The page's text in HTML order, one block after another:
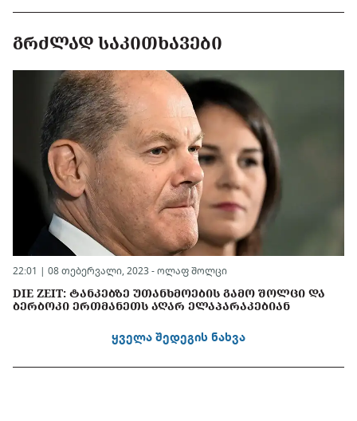
ᲒᲠᲫᲚᲐᲓ ᲡᲐᲙᲘᲗᲮᲐᲕᲔᲑᲘ
22:01 | 08 თებერვალი, 2023 - ოლაფ შოლცი
DIE ZEIT: ᲢᲐᲜᲙᲔᲑᲖᲔ ᲣᲗᲐᲜᲮᲛᲝᲔᲑᲘᲡ ᲒᲐᲛᲝ ᲨᲝᲚᲪᲘ ᲓᲐ
ᲑᲔᲠᲑᲝᲙᲘ ᲔᲠᲗᲛᲐᲜᲔᲗᲡ ᲐᲦᲐᲠ ᲔᲚᲐᲞᲐᲠᲐᲙᲔᲑᲘᲐᲜ
ყველა შედეგის ნახვა